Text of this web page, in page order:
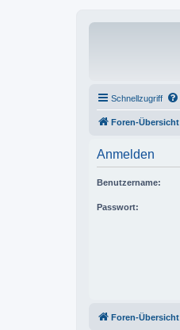
Schnellzugriff
Foren-Übersicht
Anmelden
Benutzername:
Passwort:
Foren-Übersicht